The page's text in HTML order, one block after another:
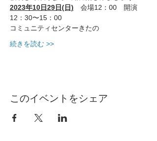
2023年10日29日(日) 会場12：00　開演
12：30〜15：00
コミュニティセンターきたの
続きを読む >>
このイベントをシェア